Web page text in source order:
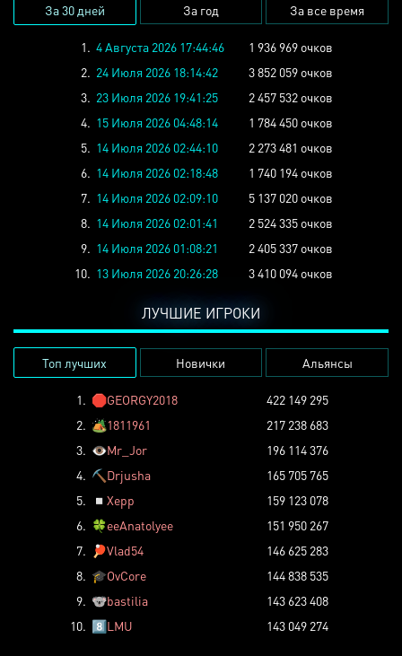
За 30 дней За год За все время
1. 4 Августа 2026 17:44:46
1 936 969 очков
2. 24 Июля 2026 18:14:42
3 852 059 очков
3. 23 Июля 2026 19:41:25
2 457 532 очков
4. 15 Июля 2026 04:48:14
1 784 450 очков
5. 14 Июля 2026 02:44:10
2 273 481 очков
6. 14 Июля 2026 02:18:48
1 740 194 очков
7. 14 Июля 2026 02:09:10
5 137 020 очков
8. 14 Июля 2026 02:01:41
2 524 335 очков
9. 14 Июля 2026 01:08:21
2 405 337 очков
10. 13 Июля 2026 20:26:28 3 410 094 очков
ЛУЧШИЕ ИГРОКИ
Топ лучших Новички Альянсы
1. 🛑GEORGY2018
422 149 295
2. 🏕️1811961
217 238 683
3. 👁️Mr_Jor
196 114 376
4. ⛏️ Drjusha
165 705 765
5.
◽ Xepp
159 123 078
6. 🍀eeAnatolyee
151 950 267
7.
🏓Vlad54
146 625 283
8. 🎓OvCore
144 838 535
9. 🐨bastilia
143 623 408
10. 8️⃣LMU 143 049 274